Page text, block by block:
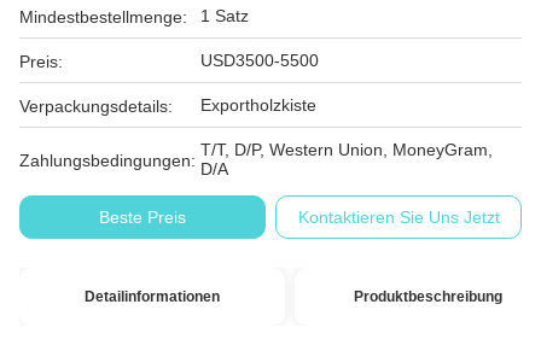
Mindestbestellmenge: 1 Satz
Preis: USD3500-5500
Verpackungsdetails: Exportholzkiste
Zahlungsbedingungen:
T/T, D/P, Western Union, MoneyGram,
D/A
Beste Preis Kontaktieren Sie Uns Jetzt
Detailinformationen Produktbeschreibung